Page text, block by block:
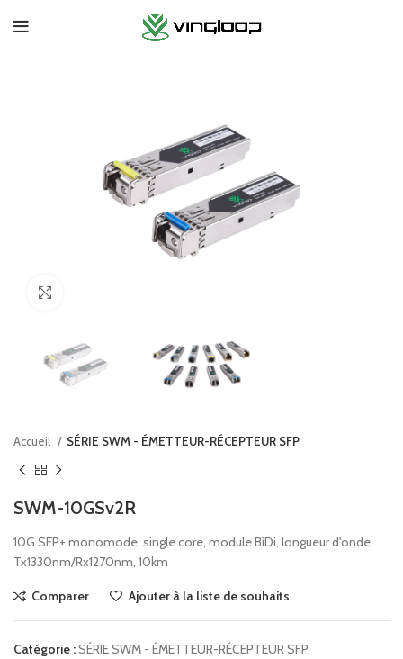
Accueil SÉRIE SWM - ÉMETTEUR-RÉCEPTEUR SFP
SWM-10GSv2R
10G SFP+ monomode, single core, module BiDi, longueur d'onde
Tx1330nm/Rx1270nm, 10km
Comparer Ajouter à la liste de souhaits
Catégorie :SÉRIE SWM - ÉMETTEUR-RÉCEPTEUR SFP